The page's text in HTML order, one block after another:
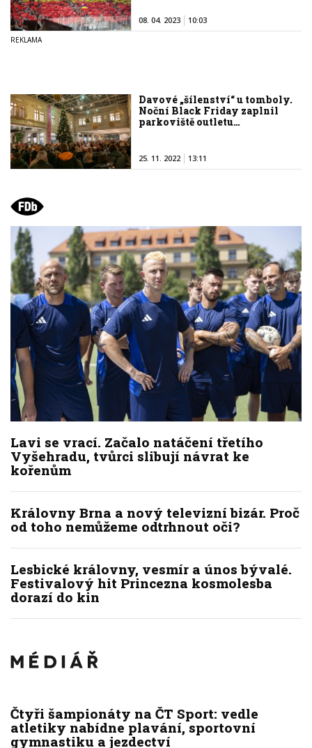
08. 04. 2023 10:03
Davové „šílenství“ u tomboly.
Noční Black Friday zaplnil
parkoviště outletu…
25. 11. 2022 13:11
Lavi se vrací. Začalo natáčení třetího
Vyšehradu, tvůrci slibují návrat ke
kořenům
Královny Brna a nový televizní bizár. Proč
od toho nemůžeme odtrhnout oči?
Lesbické královny, vesmír a únos bývalé.
Festivalový hit Princezna kosmolesba
dorazí do kin
Čtyři šampionáty na ČT Sport: vedle
atletiky nabídne plavání, sportovní
gymnastiku a jezdectví